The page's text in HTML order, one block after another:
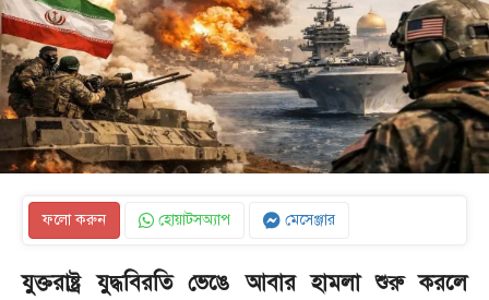
ফলো করুন হোয়াটসঅ্যাপ মেসেঞ্জার
যুক্তরাষ্ট্র যুদ্ধবিরতি ভেঙে আবার হামলা শুরু করলে